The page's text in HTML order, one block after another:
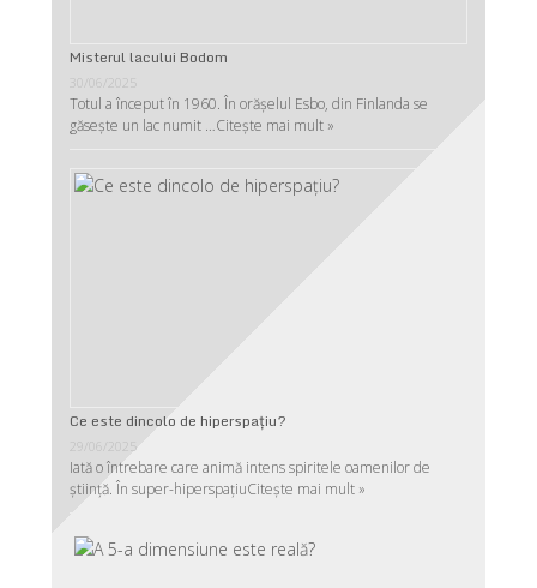
Misterul lacului Bodom
Totul a început în 1960. În orășelul Esbo, din Finlanda se
găsește un lac numit …Citește mai mult »
Ce este dincolo de hiperspaţiu?
29/06/2025
Iată o întrebare care animă intens spiritele oamenilor de
ştiinţă. În super-hiperspaţiuCitește mai mult »